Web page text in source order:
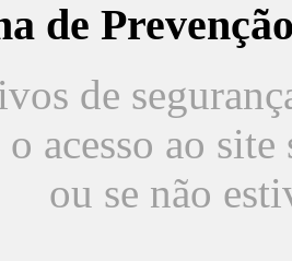
de
de
o acesso ao
ou se não